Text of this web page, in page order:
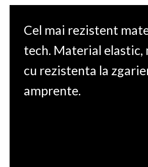
Cel mai rezistent
tech. Material
cu rezistenta la
amprente.